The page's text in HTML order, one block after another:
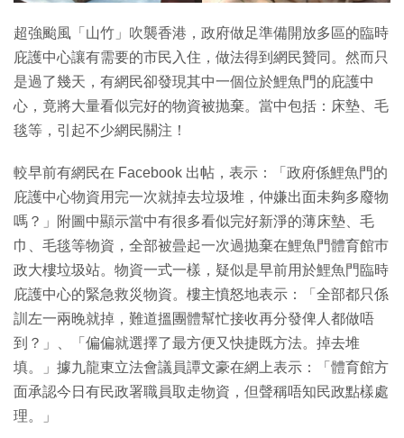
超強颱風「山竹」吹襲香港，政府做足準備開放多區的臨時
庇護中心讓有需要的市民入住，做法得到網民贊同。然而只
是過了幾天，有網民卻發現其中一個位於鯉魚門的庇護中
心，竟將大量看似完好的物資被抛棄。當中包括：床墊、毛
毯等，引起不少網民關注！
較早前有網民在 Facebook 出帖，表示：「政府係鯉魚門的
庇護中心物資用完一次就掉去垃圾堆，仲嫌出面未夠多廢物
嗎？」附圖中顯示當中有很多看似完好新淨的薄床墊、毛
巾、毛毯等物資，全部被曡起一次過抛棄在鯉魚門體育館巿
政大樓垃圾站。物資一式一樣，疑似是早前用於鯉魚門臨時
庇護中心的緊急救災物資。樓主憤怒地表示：「全部都只係
訓左一兩晚就掉，難道搵團體幫忙接收再分發俾人都做唔
到？」、「偏偏就選擇了最方便又快捷既方法。掉去堆
填。」據九龍東立法會議員譚文豪在網上表示：「體育館方
面承認今日有民政署職員取走物資，但聲稱唔知民政點樣處
理。」